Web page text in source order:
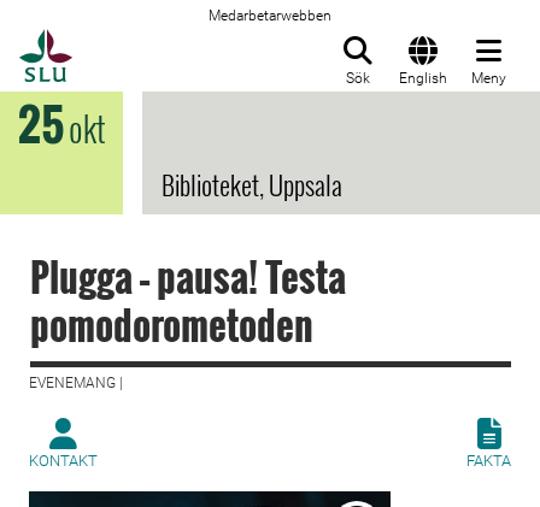
Medarbetarwebben
Sök English Meny
25okt
Biblioteket, Uppsala
Plugga – pausa! Testa
pomodorometoden
EVENEMANG |
KONTAKT FAKTA